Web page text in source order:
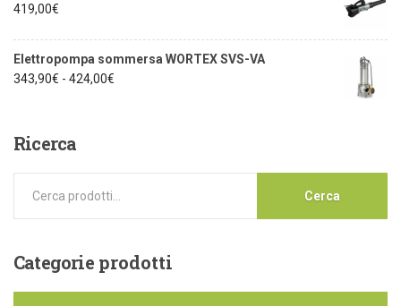
419,00€
Elettropompa sommersa WORTEX SVS-VA
343,90€ - 424,00€
Ricerca
Cerca
Categorieprodotti